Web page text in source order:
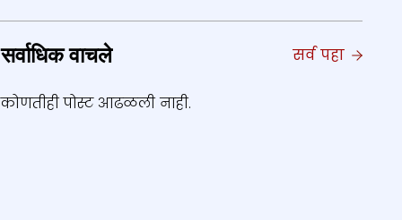
सर्वाधिक वाचले सर्व पहा
कोणतीही पोस्ट आढळली नाही.